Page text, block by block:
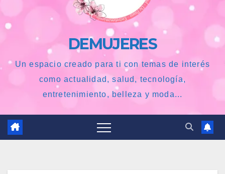
DEMUJERES
Un espacio creado para ti con temas de interés
como actualidad, salud, tecnología,
entretenimiento, belleza y moda...